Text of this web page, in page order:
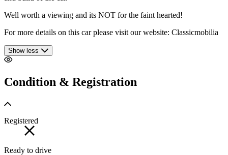
Well worth a viewing and its NOT for the faint hearted!
For more details on this car please visit our website: Classicmobilia
Show less
Condition & Registration
Registered
Ready to drive